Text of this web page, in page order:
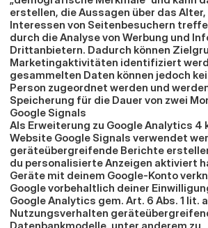
erstellen, die Aussagen über das
Interessen von Seitenbesuchern
durch die Analyse von Werbung und
Drittanbietern. Dadurch können
Marketingaktivitäten identifiziert
gesammelten Daten können jedoch
Person zugeordnet werden und
Speicherung für die Dauer von zwei
Google Signals
Als Erweiterung zu Google Analytics 4
Website Google Signals verwendet
geräteübergreifende Berichte
du personalisierte Anzeigen aktiviert
Geräte mit deinem Google-Konto
Google vorbehaltlich deiner
Google Analytics gem. Art. 6 Abs. 1 lit.
Nutzungsverhalten